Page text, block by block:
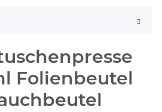
Folienbeutel